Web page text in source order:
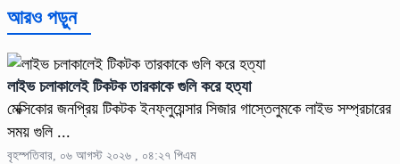
আরও পড়ুন
লাইভ চলাকালেই টিকটক তারকাকে গুলি করে হত্যা
মেক্সিকোর জনপ্রিয় টিকটক ইনফ্লুয়েন্সার সিজার গাস্তেলুমকে লাইভ সম্প্রচারের
সময় গুলি ...
বৃহস্পতিবার, ০৬ আগস্ট ২০২৬ , ০৪:২৭ পিএম